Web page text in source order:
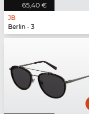
65,40 €
JB
Berlin - 3